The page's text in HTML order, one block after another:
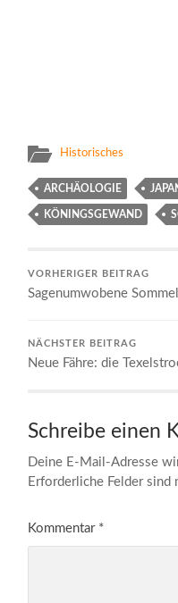
Historisches
ARCHÄOLOGIE
KÖNINGSGEWAND
VORHERIGER BEITRAG
Sagenumwobene
NÄCHSTER BEITRAG
Neue Fähre: die
Schreibe einen
Deine E-Mail-Adresse
Erforderliche Felder sind
Kommentar *